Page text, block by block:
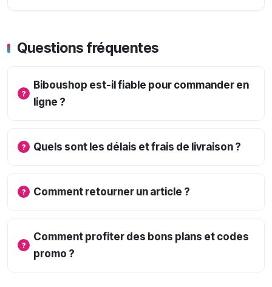
Questions fréquentes
Biboushop est-il fiable pour commander en
ligne ?
Quels sont les délais et frais de livraison ?
Comment retourner un article ?
Comment profiter des bons plans et codes
promo ?